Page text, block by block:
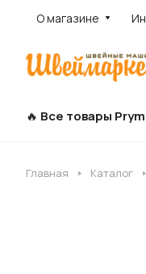
О магазине
Все товары
Главная Каталог